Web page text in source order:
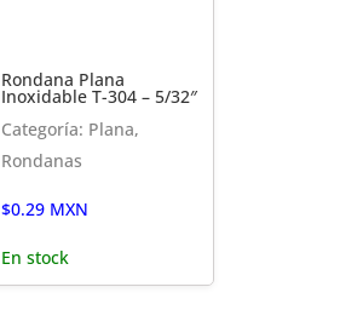
Rondana Plana
Inoxidable T-304 – 5/32″
Categoría: Plana,
Rondanas
$0.29MXN
En stock